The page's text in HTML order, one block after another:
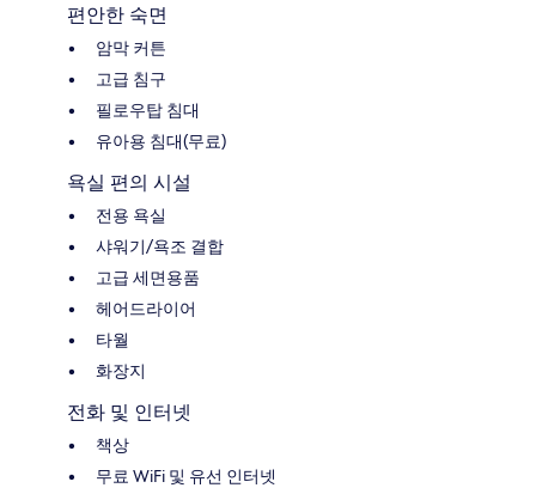
편안한 숙면
암막 커튼
고급 침구
필로우탑 침대
유아용 침대(무료)
욕실 편의 시설
전용 욕실
샤워기/욕조 결합
고급 세면용품
헤어드라이어
타월
화장지
전화 및 인터넷
책상
무료 WiFi 및 유선 인터넷